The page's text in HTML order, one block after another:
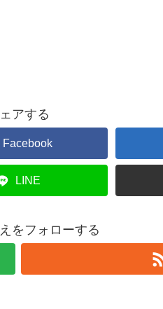
アする
Facebook
LINE
をフォローする